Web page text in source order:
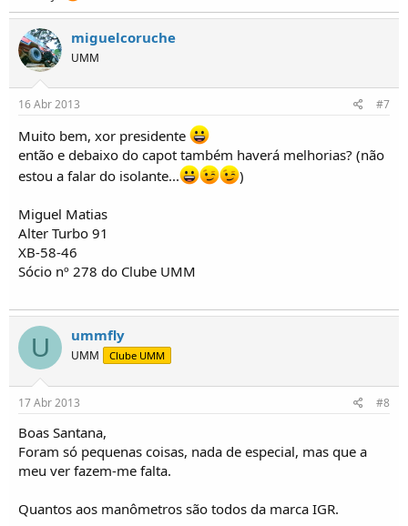
miguelcoruche
UMM
16 Abr 2013 #7
Muito bem, xor presidente
então e debaixo do capot também haverá melhorias? (não
estou a falar do isolante...
)
Miguel Matias
Alter Turbo 91
XB-58-46
Sócio nº 278 do Clube UMM
U ummfly
UMM Clube UMM
17 Abr 2013 #8
Boas Santana,
Foram só pequenas coisas, nada de especial, mas que a
meu ver fazem-me falta.
Quantos aos manômetros são todos da marca IGR.